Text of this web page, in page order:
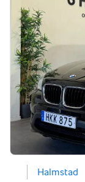
Halmstad